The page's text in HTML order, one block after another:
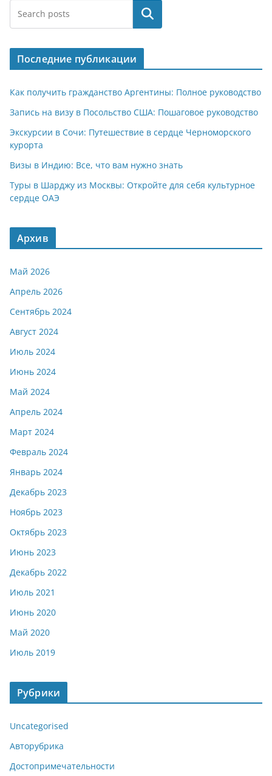
Поиск
Последние публикации
Как получить гражданство Аргентины: Полное руководство
Запись на визу в Посольство США: Пошаговое руководство
Экскурсии в Сочи: Путешествие в сердце Черноморского
курорта
Визы в Индию: Все, что вам нужно знать
Туры в Шарджу из Москвы: Откройте для себя культурное
сердце ОАЭ
Архив
Май 2026
Апрель 2026
Сентябрь 2024
Август 2024
Июль 2024
Июнь 2024
Май 2024
Апрель 2024
Март 2024
Февраль 2024
Январь 2024
Декабрь 2023
Ноябрь 2023
Октябрь 2023
Июнь 2023
Декабрь 2022
Июль 2021
Июнь 2020
Май 2020
Июль 2019
Рубрики
Uncategorised
Авторубрика
Достопримечательности